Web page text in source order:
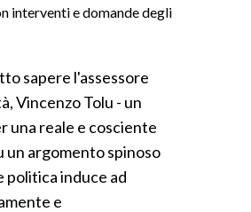
interventi e domande degli
sapere l'assessore
Vincenzo Tolu - un
una reale e cosciente
un argomento spinoso
politica induce ad
e